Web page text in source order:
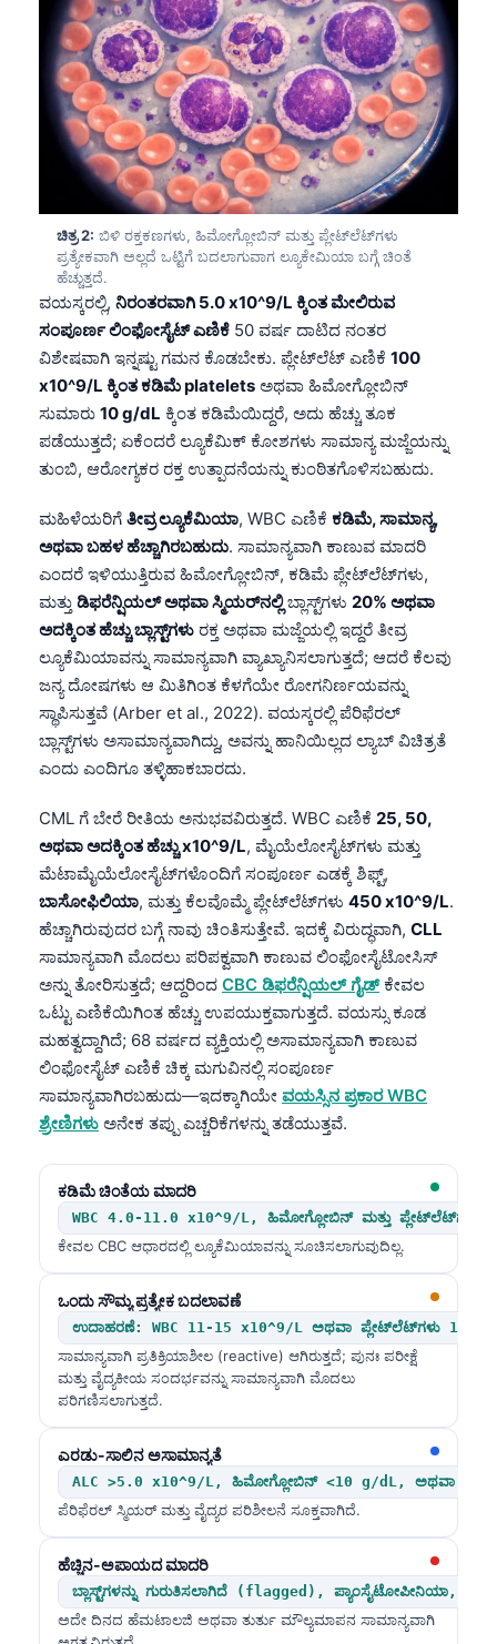
ಚಿತ್ರ 2: ಬಿಳಿ ರಕ್ತಕಣಗಳು, ಹಿಮೋಗ್ಲೋಬಿನ್ ಮತ್ತು ಪ್ಲೇಟ್‌ಲೆಟ್‌ಗಳು
ಪ್ರತ್ಯೇಕವಾಗಿ ಅಲ್ಲದೆ ಒಟ್ಟಿಗೆ ಬದಲಾಗುವಾಗ ಲ್ಯೂಕೇಮಿಯಾ ಬಗ್ಗೆ ಚಿಂತೆ
ಹೆಚ್ಚುತ್ತದೆ.
ವಯಸ್ಕರಲ್ಲಿ, ನಿರಂತರವಾಗಿ 5.0 x10^9/L ಕ್ಕಿಂತ ಮೇಲಿರುವ
ಸಂಪೂರ್ಣ ಲಿಂಫೋಸೈಟ್ ಎಣಿಕೆ 50 ವರ್ಷ ದಾಟಿದ ನಂತರ
ವಿಶೇಷವಾಗಿ ಇನ್ನಷ್ಟು ಗಮನ ಕೊಡಬೇಕು. ಪ್ಲೇಟ್‌ಲೆಟ್ ಎಣಿಕೆ 100
x10^9/L ಕ್ಕಿಂತ ಕಡಿಮೆ platelets ಅಥವಾ ಹಿಮೋಗ್ಲೋಬಿನ್
ಸುಮಾರು 10 g/dL ಕ್ಕಿಂತ ಕಡಿಮೆಯಿದ್ದರೆ, ಅದು ಹೆಚ್ಚು ತೂಕ
ಪಡೆಯುತ್ತದೆ; ಏಕೆಂದರೆ ಲ್ಯೂಕೆಮಿಕ್ ಕೋಶಗಳು ಸಾಮಾನ್ಯ ಮಜ್ಜೆಯನ್ನು
ತುಂಬಿ, ಆರೋಗ್ಯಕರ ರಕ್ತ ಉತ್ಪಾದನೆಯನ್ನು ಕುಂಠಿತಗೊಳಿಸಬಹುದು.
ಮಹಿಳೆಯರಿಗೆ ತೀವ್ರ ಲ್ಯೂಕೆಮಿಯಾ, WBC ಎಣಿಕೆ ಕಡಿಮೆ, ಸಾಮಾನ್ಯ,
ಅಥವಾ ಬಹಳ ಹೆಚ್ಚಾಗಿರಬಹುದು. ಸಾಮಾನ್ಯವಾಗಿ ಕಾಣುವ ಮಾದರಿ
ಎಂದರೆ ಇಳಿಯುತ್ತಿರುವ ಹಿಮೋಗ್ಲೋಬಿನ್, ಕಡಿಮೆ ಪ್ಲೇಟ್‌ಲೆಟ್‌ಗಳು,
ಮತ್ತು ಡಿಫರೆನ್ಷಿಯಲ್ ಅಥವಾ ಸ್ಮಿಯರ್‌ನಲ್ಲಿಬ್ಲಾಸ್ಟ್‌ಗಳು 20% ಅಥವಾ
ಅದಕ್ಕಿಂತ ಹೆಚ್ಚು ಬ್ಲಾಸ್ಟ್‌ಗಳು ರಕ್ತ ಅಥವಾ ಮಜ್ಜೆಯಲ್ಲಿ ಇದ್ದರೆ ತೀವ್ರ
ಲ್ಯೂಕೆಮಿಯಾವನ್ನು ಸಾಮಾನ್ಯವಾಗಿ ವ್ಯಾಖ್ಯಾನಿಸಲಾಗುತ್ತದೆ; ಆದರೆ ಕೆಲವು
ಜನ್ಯ ದೋಷಗಳು ಆ ಮಿತಿಗಿಂತ ಕೆಳಗೆಯೇ ರೋಗನಿರ್ಣಯವನ್ನು
ಸ್ಥಾಪಿಸುತ್ತವೆ (Arber et al., 2022). ವಯಸ್ಕರಲ್ಲಿ ಪೆರಿಫೆರಲ್
ಬ್ಲಾಸ್ಟ್‌ಗಳು ಅಸಾಮಾನ್ಯವಾಗಿದ್ದು, ಅವನ್ನು ಹಾನಿಯಿಲ್ಲದ ಲ್ಯಾಬ್ ವಿಚಿತ್ರತೆ
ಎಂದು ಎಂದಿಗೂ ತಳ್ಳಿಹಾಕಬಾರದು.
CML ಗೆ ಬೇರೆ ರೀತಿಯ ಅನುಭವವಿರುತ್ತದೆ. WBC ಎಣಿಕೆ 25, 50,
ಅಥವಾ ಅದಕ್ಕಿಂತ ಹೆಚ್ಚು x10^9/L, ಮೈಯೆಲೋಸೈಟ್‌ಗಳು ಮತ್ತು
ಮೆಟಾಮೈಯೆಲೋಸೈಟ್‌ಗಳೊಂದಿಗೆ ಸಂಪೂರ್ಣ ಎಡಕ್ಕೆ ಶಿಫ್ಟ್,
ಬಾಸೋಫಿಲಿಯಾ, ಮತ್ತು ಕೆಲವೊಮ್ಮೆ ಪ್ಲೇಟ್‌ಲೆಟ್‌ಗಳು 450 x10^9/L.
ಹೆಚ್ಚಾಗಿರುವುದರ ಬಗ್ಗೆ ನಾವು ಚಿಂತಿಸುತ್ತೇವೆ. ಇದಕ್ಕೆ ವಿರುದ್ಧವಾಗಿ, CLL
ಸಾಮಾನ್ಯವಾಗಿ ಮೊದಲು ಪರಿಪಕ್ವವಾಗಿ ಕಾಣುವ ಲಿಂಫೋಸೈಟೋಸಿಸ್
ಅನ್ನು ತೋರಿಸುತ್ತದೆ; ಆದ್ದರಿಂದ CBC ಡಿಫರೆನ್ಷಿಯಲ್ ಗೈಡ್ಕೇವಲ
ಒಟ್ಟು ಎಣಿಕೆಯಿಗಿಂತ ಹೆಚ್ಚು ಉಪಯುಕ್ತವಾಗುತ್ತದೆ. ವಯಸ್ಸು ಕೂಡ
ಮಹತ್ವದ್ದಾಗಿದೆ; 68 ವರ್ಷದ ವ್ಯಕ್ತಿಯಲ್ಲಿ ಅಸಾಮಾನ್ಯವಾಗಿ ಕಾಣುವ
ಲಿಂಫೋಸೈಟ್ ಎಣಿಕೆ ಚಿಕ್ಕ ಮಗುವಿನಲ್ಲಿ ಸಂಪೂರ್ಣ
ಸಾಮಾನ್ಯವಾಗಿರಬಹುದು—ಇದಕ್ಕಾಗಿಯೇ ವಯಸ್ಸಿನ ಪ್ರಕಾರ WBC
ಶ್ರೇಣಿಗಳು ಅನೇಕ ತಪ್ಪು ಎಚ್ಚರಿಕೆಗಳನ್ನು ತಡೆಯುತ್ತವೆ.
ಕಡಿಮೆ ಚಿಂತೆಯ ಮಾದರಿ
WBC 4.0-11.0 x10^9/L, ಹಿಮೋಗ್ಲೋಬಿನ್ ಮತ್ತು ಪ್ಲೇಟ್‌ಲೆಟ್‌ಗಳು
ಕೇವಲ CBC ಆಧಾರದಲ್ಲಿ ಲ್ಯೂಕೆಮಿಯಾವನ್ನು ಸೂಚಿಸಲಾಗುವುದಿಲ್ಲ.
ಒಂದು ಸೌಮ್ಯ ಪ್ರತ್ಯೇಕ ಬದಲಾವಣೆ
ಉದಾಹರಣೆ: WBC 11-15 x10^9/L ಅಥವಾ ಪ್ಲೇಟ್‌ಲೆಟ್‌ಗಳು 100-
ಸಾಮಾನ್ಯವಾಗಿ ಪ್ರತಿಕ್ರಿಯಾಶೀಲ (reactive) ಆಗಿರುತ್ತದೆ; ಪುನಃ ಪರೀಕ್ಷೆ
ಮತ್ತು ವೈದ್ಯಕೀಯ ಸಂದರ್ಭವನ್ನು ಸಾಮಾನ್ಯವಾಗಿ ಮೊದಲು
ಪರಿಗಣಿಸಲಾಗುತ್ತದೆ.
ಎರಡು-ಸಾಲಿನ ಅಸಾಮಾನ್ಯತೆ
ALC >5.0 x10^9/L, ಹಿಮೋಗ್ಲೋಬಿನ್ <10 g/dL, ಅಥವಾ
ಪೆರಿಫೆರಲ್ ಸ್ಮಿಯರ್ ಮತ್ತು ವೈದ್ಯರ ಪರಿಶೀಲನೆ ಸೂಕ್ತವಾಗಿದೆ.
ಹೆಚ್ಚಿನ-ಅಪಾಯದ ಮಾದರಿ
ಬ್ಲಾಸ್ಟ್‌ಗಳನ್ನು ಗುರುತಿಸಲಾಗಿದೆ (flagged), ಪ್ಯಾಂಸೈಟೋಪೀನಿಯಾ,
ಅದೇ ದಿನದ ಹೆಮಟಾಲಜಿ ಅಥವಾ ತುರ್ತು ಮೌಲ್ಯಮಾಪನ ಸಾಮಾನ್ಯವಾಗಿ